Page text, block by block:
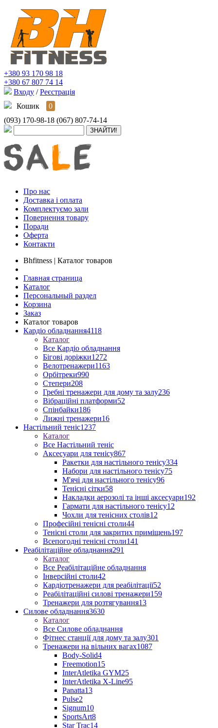
+380 93 170 98 18
+380 67 807 74 14
Входу / Реєстрація
Кошик
0
(093) 170-98-18 (067) 807-74-14
Про нас
Доставка і оплата
Комплектуємо зали
Повернення товару
Поради
Оферта
Контакти
Bhfitness | Каталог товаров
Главная страница
Каталог
Персональный раздел
Корзина
Заказ
Каталог товаров
Кардіо обладнання4118
Каталог
Все Кардіо обладнання
Бігові доріжки1272
Велотренажери1163
Орбітреки990
Степери208
Гребні тренажери для дому та залу236
Вібраційні платформи52
Спінбайки186
Лижні тренажери16
Настільний теніс1237
Каталог
Все Настільний теніс
Аксесуари для тенісу867
Ракетки для настільного тенісу334
Набори для настільного тенісу75
М'ячі для настільного тенісу96
Тенісні сітки58
Накладки аерозолі та інші аксесуари192
Гармати для настільного тенісу12
Чохли для тенісних столів12
Професійні тенісні столи44
Тенісні столи для закритих приміщень197
Всепогодні тенісні столи141
Реабілітаційне обладнання291
Каталог
Все Реабілітаційне обладнання
Інверсійні столи42
Кардіотренажери для реабілітації52
Реабілітаційні силові тренажери159
Тренажери для розтягування13
Силове обладнання3630
Каталог
Все Силове обладнання
Фітнес станції для дому та залу301
Тренажери на вільних вагах1087
Body-Solid4
Freemotion15
InterAtletika GYM25
InterAtletika X-Line95
Panatta13
Pulse2
Signum10
SportsArt8
Star Trac14